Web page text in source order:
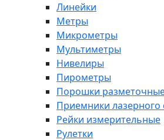
Линейки
Метры
Микрометры
Мультиметры
Нивелиры
Пирометры
Порошки
Приемники лазерного
Рейки измерительные
Рулетки